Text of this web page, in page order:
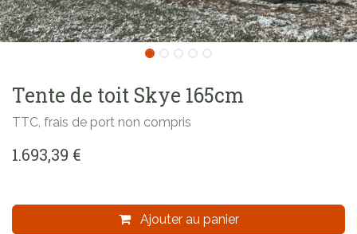
Tente de toit Skye 165cm
TTC, frais de port non compris
1.693,39 €
Ajouter au panier